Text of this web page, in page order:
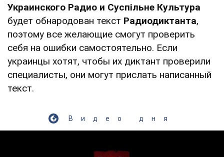
Украинского Радио и Суспільне Культура
будет обнародован текст Радиодиктанта,
поэтому все желающие смогут проверить
себя на ошибки самостоятельно. Если
украинцы хотят, чтобы их диктант проверили
специалисты, они могут прислать написанный
текст.
Видео дня